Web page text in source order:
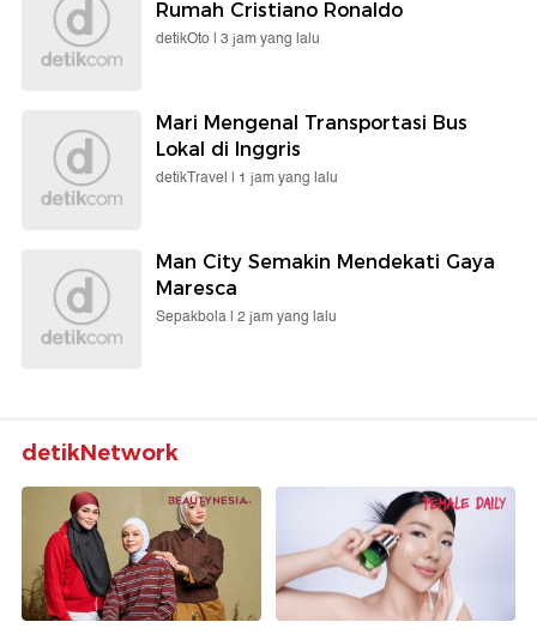
Rumah Cristiano Ronaldo
detikOto | 3 jam yang lalu
Mari Mengenal Transportasi Bus
Lokal di Inggris
detikTravel | 1 jam yang lalu
Man City Semakin Mendekati Gaya
Maresca
Sepakbola | 2 jam yang lalu
detikNetwork